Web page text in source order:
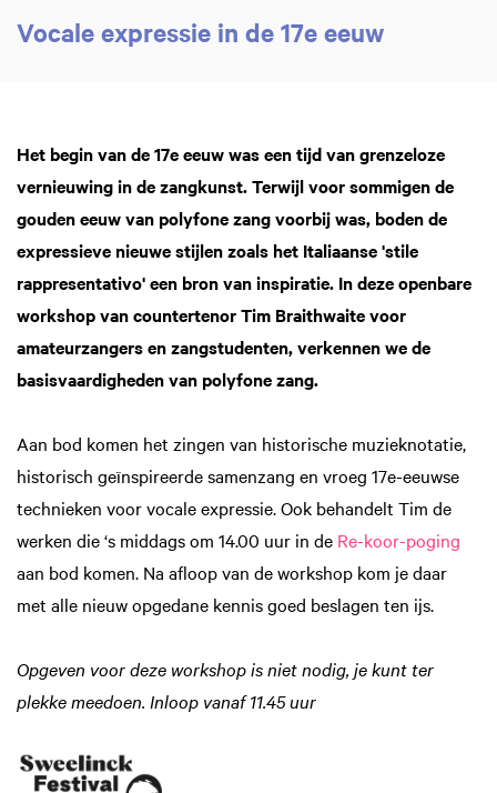
Vocale expressie in de 17e eeuw
Het begin van de 17e eeuw was een tijd van grenzeloze
vernieuwing in de zangkunst. Terwijl voor sommigen de
gouden eeuw van polyfone zang voorbij was, boden de
expressieve nieuwe stijlen zoals het Italiaanse 'stile
rappresentativo' een bron van inspiratie. In deze openbare
workshop van countertenor Tim Braithwaite voor
amateurzangers en zangstudenten, verkennen we de
basisvaardigheden van polyfone zang.
Aan bod komen het zingen van historische muzieknotatie,
historisch geïnspireerde samenzang en vroeg 17e-eeuwse
technieken voor vocale expressie. Ook behandelt Tim de
werken die ‘s middags om 14.00 uur in de Re-koor-poging
aan bod komen. Na afloop van de workshop kom je daar
met alle nieuw opgedane kennis goed beslagen ten ijs.
Opgeven voor deze workshop is niet nodig, je kunt ter
plekke meedoen. Inloop vanaf 11.45 uur